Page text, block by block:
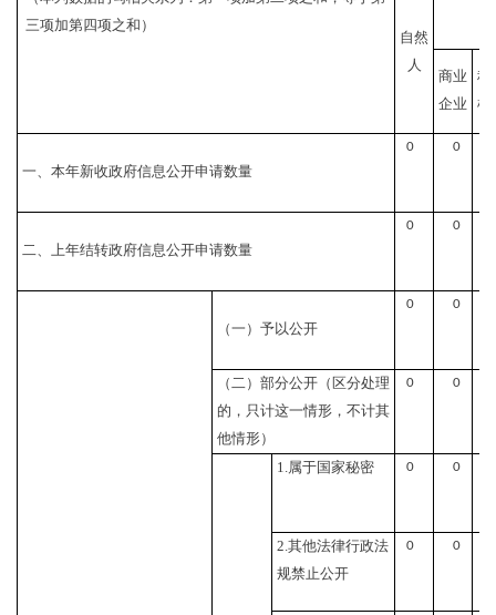
三项加第四项之和）
自然
人
商业
企业
科
机
一、本年新收政府信息公开申请数量
0 0
二、上年结转政府信息公开申请数量
0 0
（一）予以公开
0 0
（二）部分公开（区分处理
的，只计这一情形，不计其
他情形）
0 0
1.属于国家秘密 0 0
2.其他法律行政法
规禁止公开
0 0